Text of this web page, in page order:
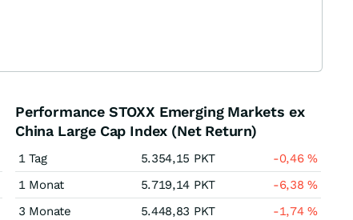
Performance STOXX Emerging Markets ex
China Large Cap Index (Net Return)
1 Tag 5.354,15 PKT -0,46%
1 Monat
5.719,14 PKT -6,38%
3 Monate
5.448,83 PKT -1,74%